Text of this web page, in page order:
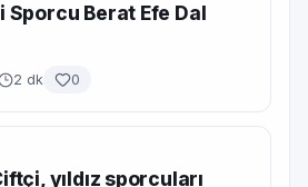
Sporcu Berat Efe Dal
2 dk 0
yıldız sporcuları